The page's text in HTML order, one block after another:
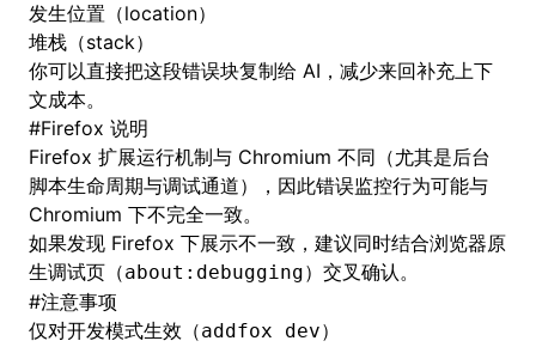
发生位置（location）
堆栈（stack）
你可以直接把这段错误块复制给 AI，减少来回补充上下
文成本。
#Firefox 说明
Firefox 扩展运行机制与 Chromium 不同（尤其是后台
脚本生命周期与调试通道），因此错误监控行为可能与
Chromium 下不完全一致。
如果发现 Firefox 下展示不一致，建议同时结合浏览器原
生调试页（about:debugging）交叉确认。
#注意事项
仅对开发模式生效（addfox dev）